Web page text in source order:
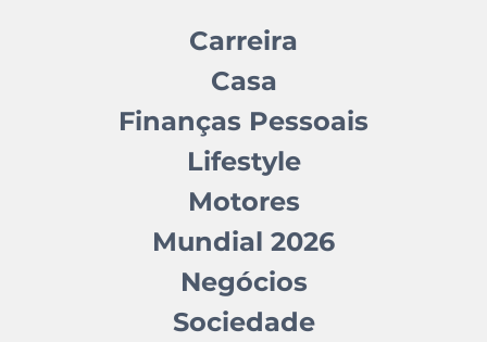
Carreira
Casa
Finanças Pessoais
Lifestyle
Motores
Mundial 2026
Negócios
Sociedade